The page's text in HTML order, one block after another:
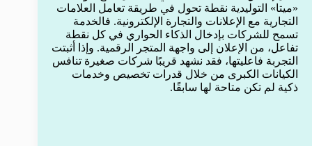
«ميتا» التوليدية نقطة تحول في طريقة تعامل العلامات
التجارية مع الإعلانات والتجارة الإلكترونية. فالخدمة
تسمح للشركات بإدخال الذكاء الحواري في كل نقطة
تفاعل، من الإعلان إلى واجهة المتجر الرقمية. وإذا أثبتت
التجربة فاعليتها، فقد نشهد قريبًا شركات صغيرة تنافس
الكيانات الكبرى من خلال قدرات تخصيص وخدمات
ذكية لم تكن متاحة لها سابقًا.